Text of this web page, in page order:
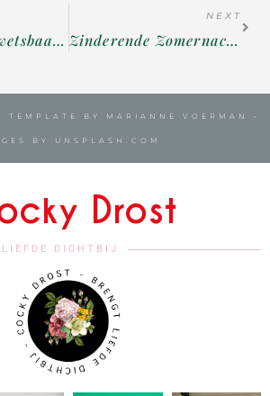
Beestachtige kwetsbaarheid
NEXT
Zinderende Zomernachten…
TEMPLATE BY MARIANNE VOERMAN •
BY UNSPLASH.COM
Drost
LIEFDE DICHTBIJ